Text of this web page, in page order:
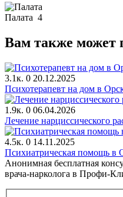
Палата 4
Вам также может
3.1к. 0 20.12.2025
Психотерапевт на дом в
1.9к. 0 06.04.2026
Лечение нарциссического
4.5к. 0 14.11.2025
Психиатрическая помощь в
Анонимная бесплатная
врача-нарколога в Профи-